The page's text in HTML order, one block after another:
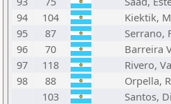
94
104 Kiektik,
95
87 Serrano,
96
70 Barreira
97
118 Rivero,
98
88 Orpella,
103
Santos,